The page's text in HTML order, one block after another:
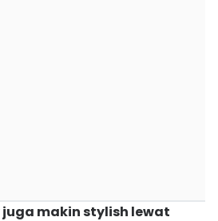
juga makin stylish lewat